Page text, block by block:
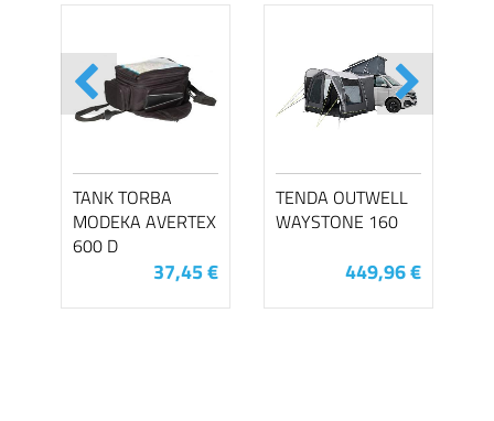
TANK TORBA
MODEKA AVERTEX
600 D
37,45 €
TENDA OUTWELL
WAYSTONE 160
449,96 €